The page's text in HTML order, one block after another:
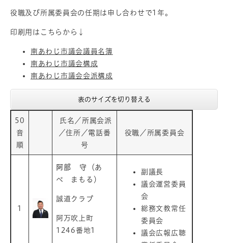
役職及び所属委員会の任期は申し合わせで1年。
印刷用はこちらから↓
南あわじ市議会議員名簿
南あわじ市議会構成
南あわじ市議会会派構成
表のサイズを切り替える
50
音
順
氏名／所属会派
／住所／電話番
号
役職／所属委員会
1
阿部 守
（あ
べ まもる）
誠道クラブ
阿万吹上町
1246番地1
副議長
議会運営委員
会
総務文教常任
委員会
議会広報広聴